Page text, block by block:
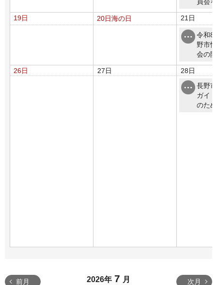
19日 20日海の日 21日
令和8
野市
会の
26日 27日
28日
長野
ガイ
のた
前月 2026年 7 月 次月